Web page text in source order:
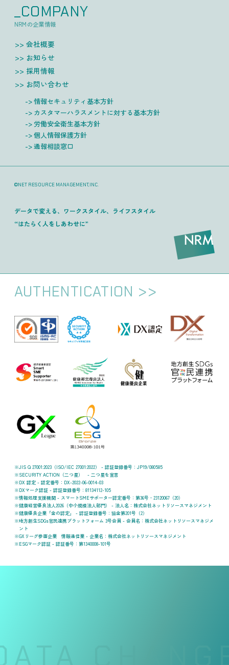
_COMPANY
NRMの企業情報
会社概要
お知らせ
採用情報
お問い合わせ
情報セキュリティ基本方針
カスタマーハラスメントに対する基本方針
労働安全衛生基本方針
個人情報保護方針
通報相談窓口
©NET RESOURCE MANAGEMENT,INC.
データで変える、ワークスタイル、ライフスタイル
“はたらく人をしあわせに”
JIS Q 27001:2023（ISO/IEC 27001:2022） - 認証登録番号：JP19/080585
SECURITY ACTION（二つ星） - 二つ星を宣言
DX 認定 - 認定番号：DX-2022-06-0014-03
DXマーク認証 - 認証登録番号：81134112-105
情報処理支援機関 - スマートSMEサポーター認定番号：第36号‐23120067（20）
健康経営優良法人2026（中小規模法人部門） - 法人名：株式会社ネットリソースマネジメント
健康優良企業「金の認定」 - 認証登録番号：協金第201号（2）
地方創生SDGs官民連携プラットフォーム 3号会員 - 会員名：株式会社ネットリソースマネジメ
ント
GXリーグ参画企業 情報通信業 - 企業名：株式会社ネットリソースマネジメント
ESGマーク認証 - 認証番号：第1340008-101号
AUTHENTICATION